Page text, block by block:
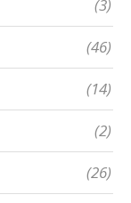
(3)
(46)
(14)
(2)
(26)